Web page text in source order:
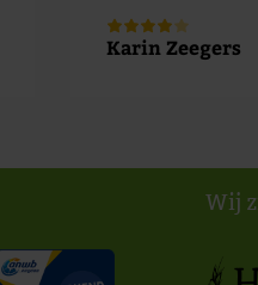
Karin Zeegers
Wij